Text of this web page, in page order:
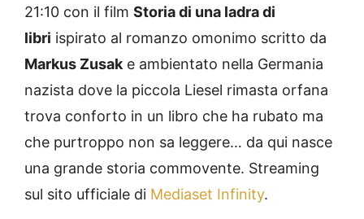
21:10 con il film Storia di una ladra di
libri ispirato al romanzo omonimo scritto da
Markus Zusake ambientato nella Germania
nazista dove la piccola Liesel rimasta orfana
trova conforto in un libro che ha rubato ma
che purtroppo non sa leggere… da qui nasce
una grande storia commovente. Streaming
sul sito ufficiale di Mediaset Infinity.